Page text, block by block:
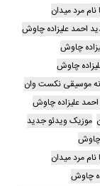
مرد میدان
احمد علیزاده چاوش
چاوش
چاوش
موسیقی نکست وان
علیزاده چاوش
موزیک ویدئو جدید
چاوش
مرد میدان
چاوش